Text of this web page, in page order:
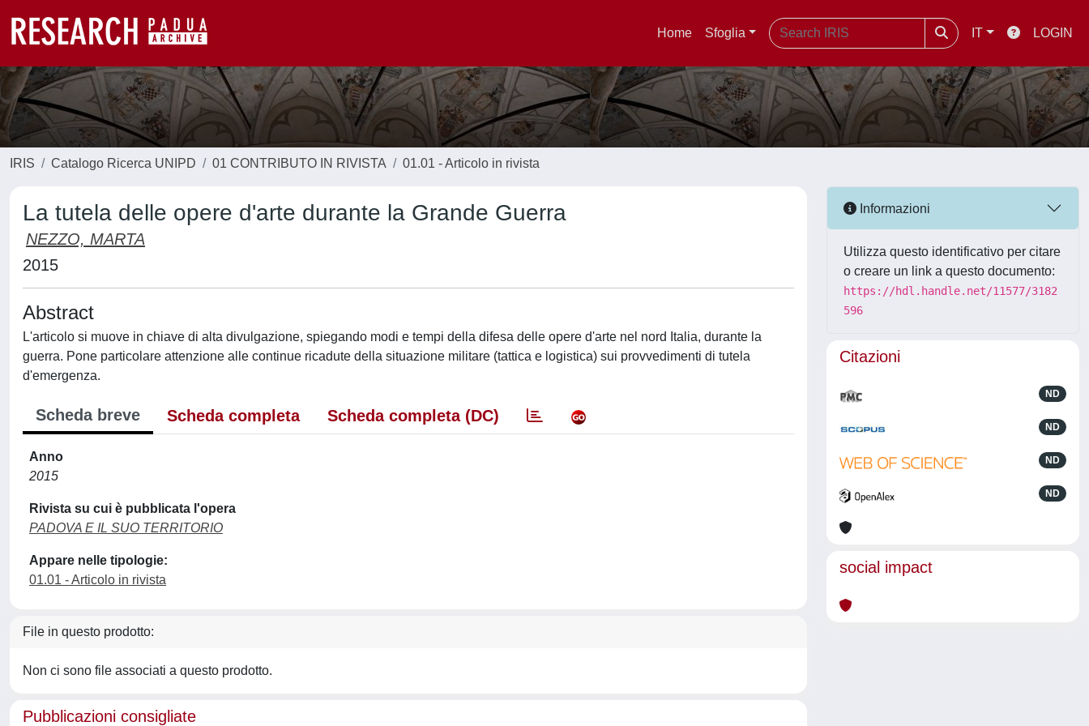
Home Sfoglia IT LOGIN
IRIS Catalogo Ricerca UNIPD 01 CONTRIBUTO IN RIVISTA 01.01 - Articolo in rivista
La tutela delle opere d'arte durante la Grande Guerra
NEZZO, MARTA
2015
Abstract
L'articolo si muove in chiave di alta divulgazione, spiegando modi e tempi della difesa delle opere d'arte nel nord Italia, durante la
guerra. Pone particolare attenzione alle continue ricadute della situazione militare (tattica e logistica) sui provvedimenti di tutela
d'emergenza.
Scheda breve Scheda completa Scheda completa (DC)
Anno
2015
Rivista su cui è pubblicata l'opera
PADOVA E IL SUO TERRITORIO
Appare nelle tipologie:
01.01 - Articolo in rivista
File in questo prodotto:
Non ci sono file associati a questo prodotto.
Pubblicazioni consigliate
Informazioni
Utilizza questo identificativo per citare
o creare un link a questo documento:
https://hdl.handle.net/11577/3182
596
Citazioni
ND
ND
ND
ND
social impact